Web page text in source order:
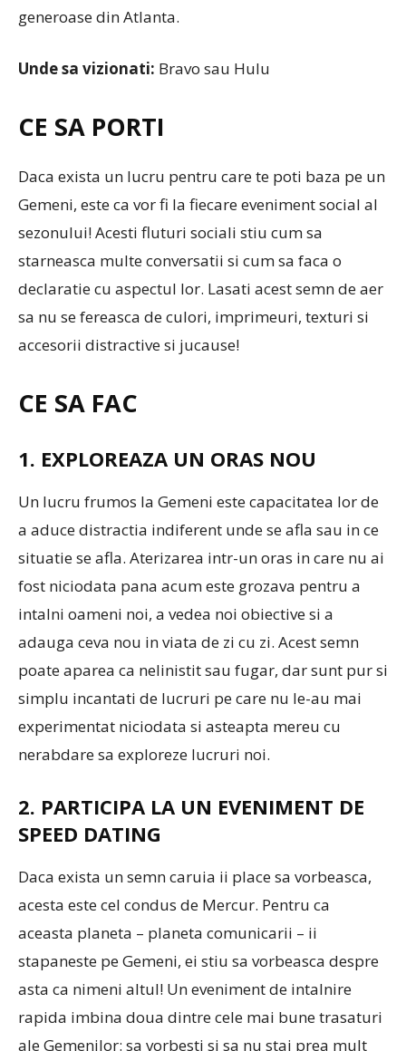
generoase din Atlanta.
Unde sa vizionati: Bravo sau Hulu
CE SA PORTI
Daca exista un lucru pentru care te poti baza pe un
Gemeni, este ca vor fi la fiecare eveniment social al
sezonului! Acesti fluturi sociali stiu cum sa
starneasca multe conversatii si cum sa faca o
declaratie cu aspectul lor. Lasati acest semn de aer
sa nu se fereasca de culori, imprimeuri, texturi si
accesorii distractive si jucause!
CE SA FAC
1. EXPLOREAZA UN ORAS NOU
Un lucru frumos la Gemeni este capacitatea lor de
a aduce distractia indiferent unde se afla sau in ce
situatie se afla. Aterizarea intr-un oras in care nu ai
fost niciodata pana acum este grozava pentru a
intalni oameni noi, a vedea noi obiective si a
adauga ceva nou in viata de zi cu zi. Acest semn
poate aparea ca nelinistit sau fugar, dar sunt pur si
simplu incantati de lucruri pe care nu le-au mai
experimentat niciodata si asteapta mereu cu
nerabdare sa exploreze lucruri noi.
2. PARTICIPA LA UN EVENIMENT DE
SPEED DATING
Daca exista un semn caruia ii place sa vorbeasca,
acesta este cel condus de Mercur. Pentru ca
aceasta planeta – planeta comunicarii – ii
stapaneste pe Gemeni, ei stiu sa vorbeasca despre
asta ca nimeni altul! Un eveniment de intalnire
rapida imbina doua dintre cele mai bune trasaturi
ale Gemenilor: sa vorbesti si sa nu stai prea mult